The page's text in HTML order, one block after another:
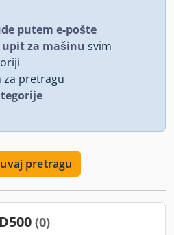
putem e-pošte
za mašinu svim
za pretragu
pretragu
(0)